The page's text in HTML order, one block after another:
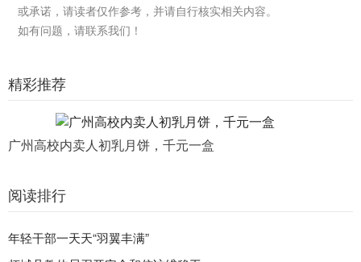
或承诺，请读者仅作参考，并请自行核实相关内容。
如有问题，请联系我们！
精彩推荐
广州高校内卖人初乳月饼，千元一盒
阅读排行
年轻干部一天天“羽翼丰满”